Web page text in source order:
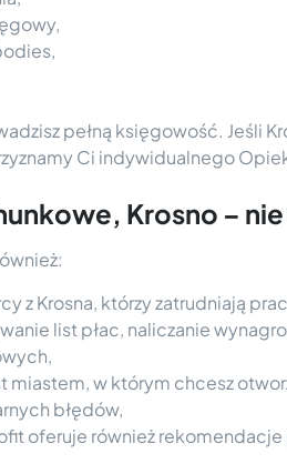
pełną księgowość. Jeśli
Ci indywidualnego
Krosno –
z Krosna, którzy zatrudniają
list płac, naliczanie
miastem, w którym chcesz
błędów,
oferuje również